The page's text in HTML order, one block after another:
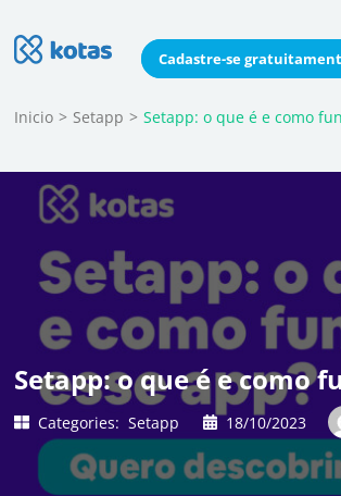
Cadastre-se
to
(Press
Blog do Kotas
Dicas e conteúdo relevante para economizar
Inicio > Setapp > Setapp: o que é e como
Setapp: o que é e como
Categories: Setapp 18/10/2023